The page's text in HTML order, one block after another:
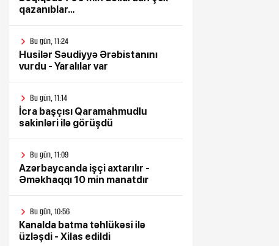
qazanıblar…
Bu gün, 11:24
Husilər Səudiyyə Ərəbistanını
vurdu - Yaralılar var
Bu gün, 11:14
İcra başçısı Qaramahmudlu
sakinləri ilə görüşdü
Bu gün, 11:09
Azərbaycanda işçi axtarılır -
Əməkhaqqı 10 min manatdır
Bu gün, 10:56
Kanalda batma təhlükəsi ilə
üzləşdi - Xilas edildi